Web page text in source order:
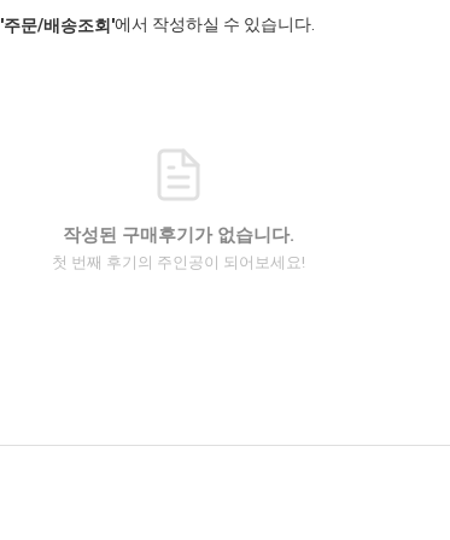
'주문/배송조회'에서 작성하실 수 있습니다.
작성된 구매후기가 없습니다.
첫 번째 후기의 주인공이 되어보세요!